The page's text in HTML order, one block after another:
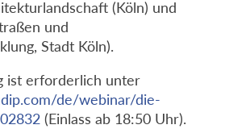
(Köln) und
und
Stadt Köln).
ist erforderlich unter
de/webinar/die-
(Einlass ab 18:50 Uhr).